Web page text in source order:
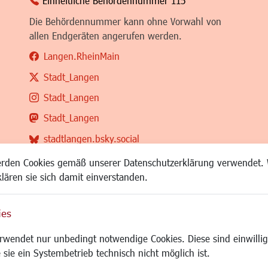
Cookies gemäß unserer Datenschutzerklärung
sie sich damit einverstanden.
nur unbedingt notwendige Cookies. Diese sind
ein Systembetrieb technisch nicht möglich ist.
Die Behördennummer kann ohne Vorwahl von
allen Endgeräten angerufen werden.
Langen.RheinMain
Stadt_Langen
Stadt_Langen
Stadt_Langen
stadtlangen.bsky.social
RSS-Feed